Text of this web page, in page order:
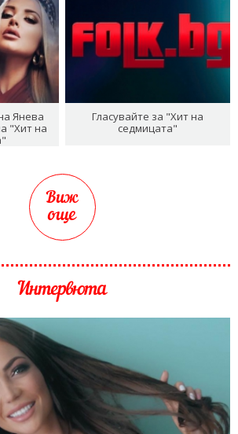
Янева
"Хит на
Гласувайте за "Хит на
седмицата"
Виж
още
Интервюта